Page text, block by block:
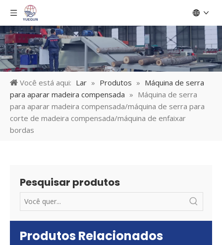
Você está aqui: Lar » Produtos » Máquina de serra
para aparar madeira compensada » Máquina de serra
para aparar madeira compensada/máquina de serra para
corte de madeira compensada/máquina de enfaixar
bordas
Pesquisar produtos
Produtos Relacionados